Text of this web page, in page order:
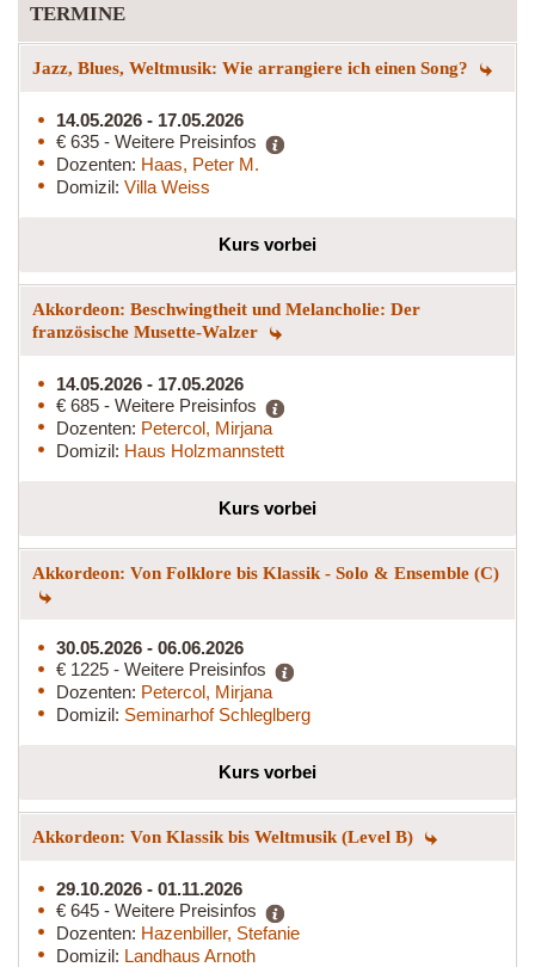
TERMINE
Jazz, Blues, Weltmusik: Wie arrangiere ich einen Song?
14.05.2026 - 17.05.2026
€ 635 - Weitere Preisinfos
Dozenten: Haas, Peter M.
Domizil: Villa Weiss
Kurs vorbei
Akkordeon: Beschwingtheit und Melancholie: Der
französische Musette-Walzer
14.05.2026 - 17.05.2026
€ 685 - Weitere Preisinfos
Dozenten: Petercol, Mirjana
Domizil: Haus Holzmannstett
Kurs vorbei
Akkordeon: Von Folklore bis Klassik - Solo & Ensemble (C)
30.05.2026 - 06.06.2026
€ 1225 - Weitere Preisinfos
Dozenten: Petercol, Mirjana
Domizil: Seminarhof Schleglberg
Kurs vorbei
Akkordeon: Von Klassik bis Weltmusik (Level B)
29.10.2026 - 01.11.2026
€ 645 - Weitere Preisinfos
Dozenten: Hazenbiller, Stefanie
Domizil: Landhaus Arnoth